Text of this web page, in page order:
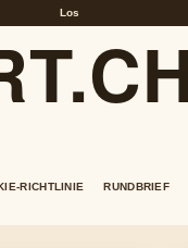
Los
RICHTLINIE RUNDBRIEF